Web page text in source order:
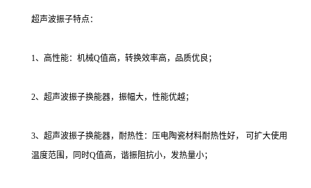
超声波振子特点：
1、高性能：机械Q值高，转换效率高，品质优良；
2、超声波振子换能器，振幅大，性能优越；
3、超声波振子换能器，耐热性：压电陶瓷材料耐热性好， 可扩大使用
温度范围，同时Q值高，谐振阻抗小，发热量小；